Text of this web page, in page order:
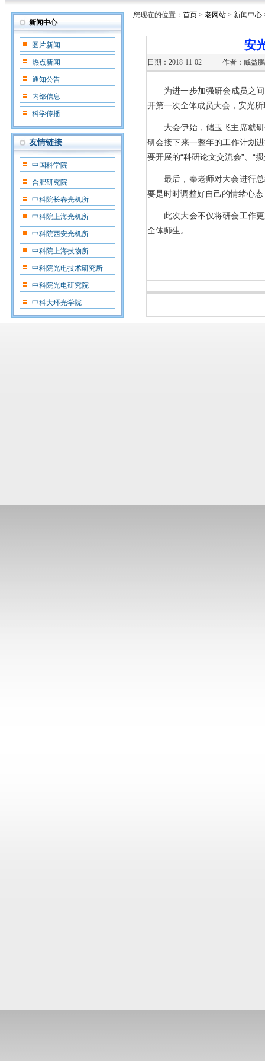
新闻中心
图片新闻
热点新闻
通知公告
内部信息
科学传播
友情链接
中国科学院
合肥研究院
中科院长春光机所
中科院上海光机所
中科院西安光机所
中科院上海技物所
中科院光电技术研究所
中科院光电研究院
中科大环光学院
您现在的位置： 首页 > 老网站 > 新闻中心
安
日期：2018-11-02 作者：臧益鹏
为进一步加强研会成员之
开第一次全体成员大会，安光
大会伊始，储玉飞主席就
研会接下来一整年的工作计划
要开展的“科研论文交流会”、“
最后，秦老师对大会进行
要是时时调整好自己的情绪心
此次大会不仅将研会工作
全体师生。